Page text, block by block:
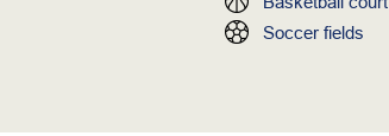
Soccer fields